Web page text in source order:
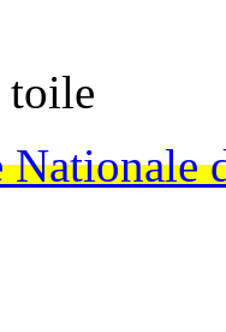
toile
Nationale